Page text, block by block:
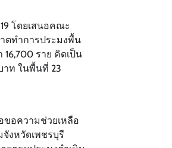
โดยเสนอคณะ
ตทำการประมงพื้น
ราย คิดเป็น
าท ในพื้นที่ 23
ขอความช่วยเหลือ
งหวัดเพชรบุรี